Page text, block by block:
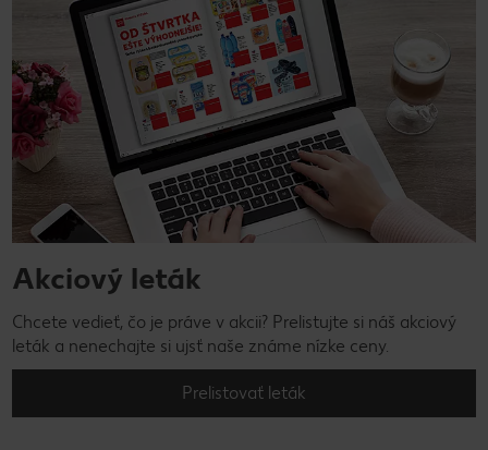
Akciový leták
Chcete vedieť, čo je práve v akcii? Prelistujte si náš akciový
leták a nenechajte si ujsť naše známe nízke ceny.
Prelistovať leták